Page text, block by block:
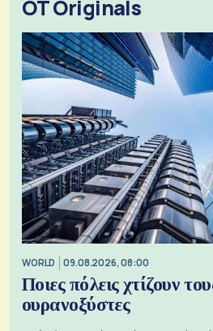
OT Originals
WORLD 09.08.2026, 08:00
Ποιες πόλεις χτίζουν
ουρανοξύστες